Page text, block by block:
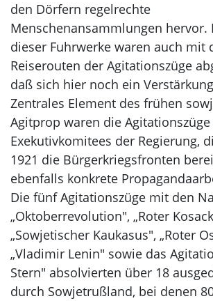
den Dörfern regelrechte
Menschenansammlungen hervor.
dieser Fuhrwerke waren auch mit
Reiserouten der Agitationszüge
daß sich hier noch ein
Zentrales Element des frühen
Agitprop waren die Agitationszüge
Exekutivkomitees der Regierung,
1921 die Bürgerkriegsfronten
ebenfalls konkrete
Die fünf Agitationszüge mit den
„Oktoberrevolution", „Roter
„Sowjetischer Kaukasus", „Roter
„Vladimir Lenin" sowie das
Stern" absolvierten über 18
durch Sowjetrußland, bei denen